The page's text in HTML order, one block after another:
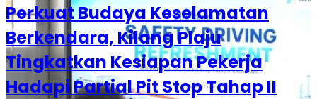
Perkuat Budaya Keselamatan
Berkendara, Kilang Plaju
Tingkatkan Kesiapan Pekerja
Hadapi Partial Pit Stop Tahap II